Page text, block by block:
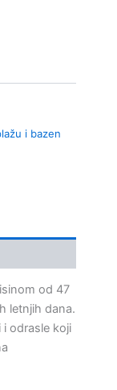
i bazen
od 47
letnjih dana.
i odrasle koji